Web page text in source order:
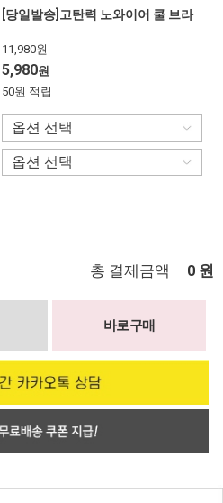
[당일발송]고탄력 노와이어 쿨 브라
11,980원
5,980원
50원 적립
총 결제금액 0 원
바로구매